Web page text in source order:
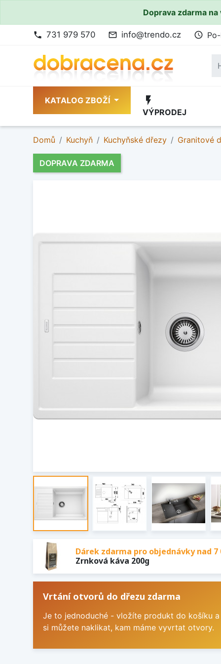
Doprava zdarma
phone 731 979 570 mail_outline info@trendo.cz access_time
KATALOG ZBOŽÍ flash_on
VÝPRODEJ
Domů Kuchyň Kuchyňské dřezy Granitové
DOPRAVA ZDARMA
Dárek zdarma pro objednávky nad 7
Zrnková káva 200g
Vrtání otvorů do dřezu zdarma
Je to jednoduché - vložíte produkt do košíku
si můžete naklikat, kam máme vyvrtat otvory.